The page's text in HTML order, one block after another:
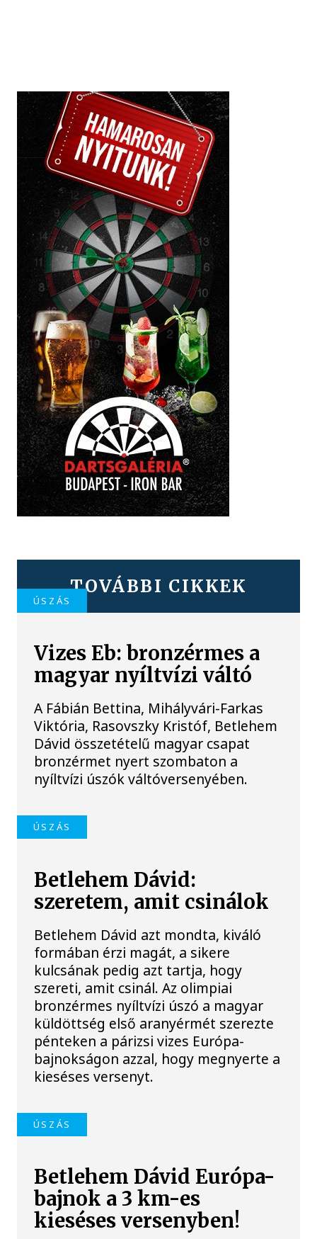
TOVÁBBI CIKKEK
ÚSZÁS
Vizes Eb: bronzérmes a
magyar nyíltvízi váltó
A Fábián Bettina, Mihályvári-Farkas
Viktória, Rasovszky Kristóf, Betlehem
Dávid összetételű magyar csapat
bronzérmet nyert szombaton a
nyíltvízi úszók váltóversenyében.
ÚSZÁS
Betlehem Dávid:
szeretem, amit csinálok
Betlehem Dávid azt mondta, kiváló
formában érzi magát, a sikere
kulcsának pedig azt tartja, hogy
szereti, amit csinál. Az olimpiai
bronzérmes nyíltvízi úszó a magyar
küldöttség első aranyérmét szerezte
pénteken a párizsi vizes Európa-
bajnokságon azzal, hogy megnyerte a
kieséses versenyt.
ÚSZÁS
Betlehem Dávid Európa-
bajnok a 3 km-es
kieséses versenyben!